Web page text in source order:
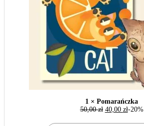
1 × Pomarańczka
50,00zł 40,00 zł-20%